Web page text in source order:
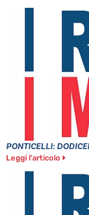
PONTICELLI:
Leggi l'articolo